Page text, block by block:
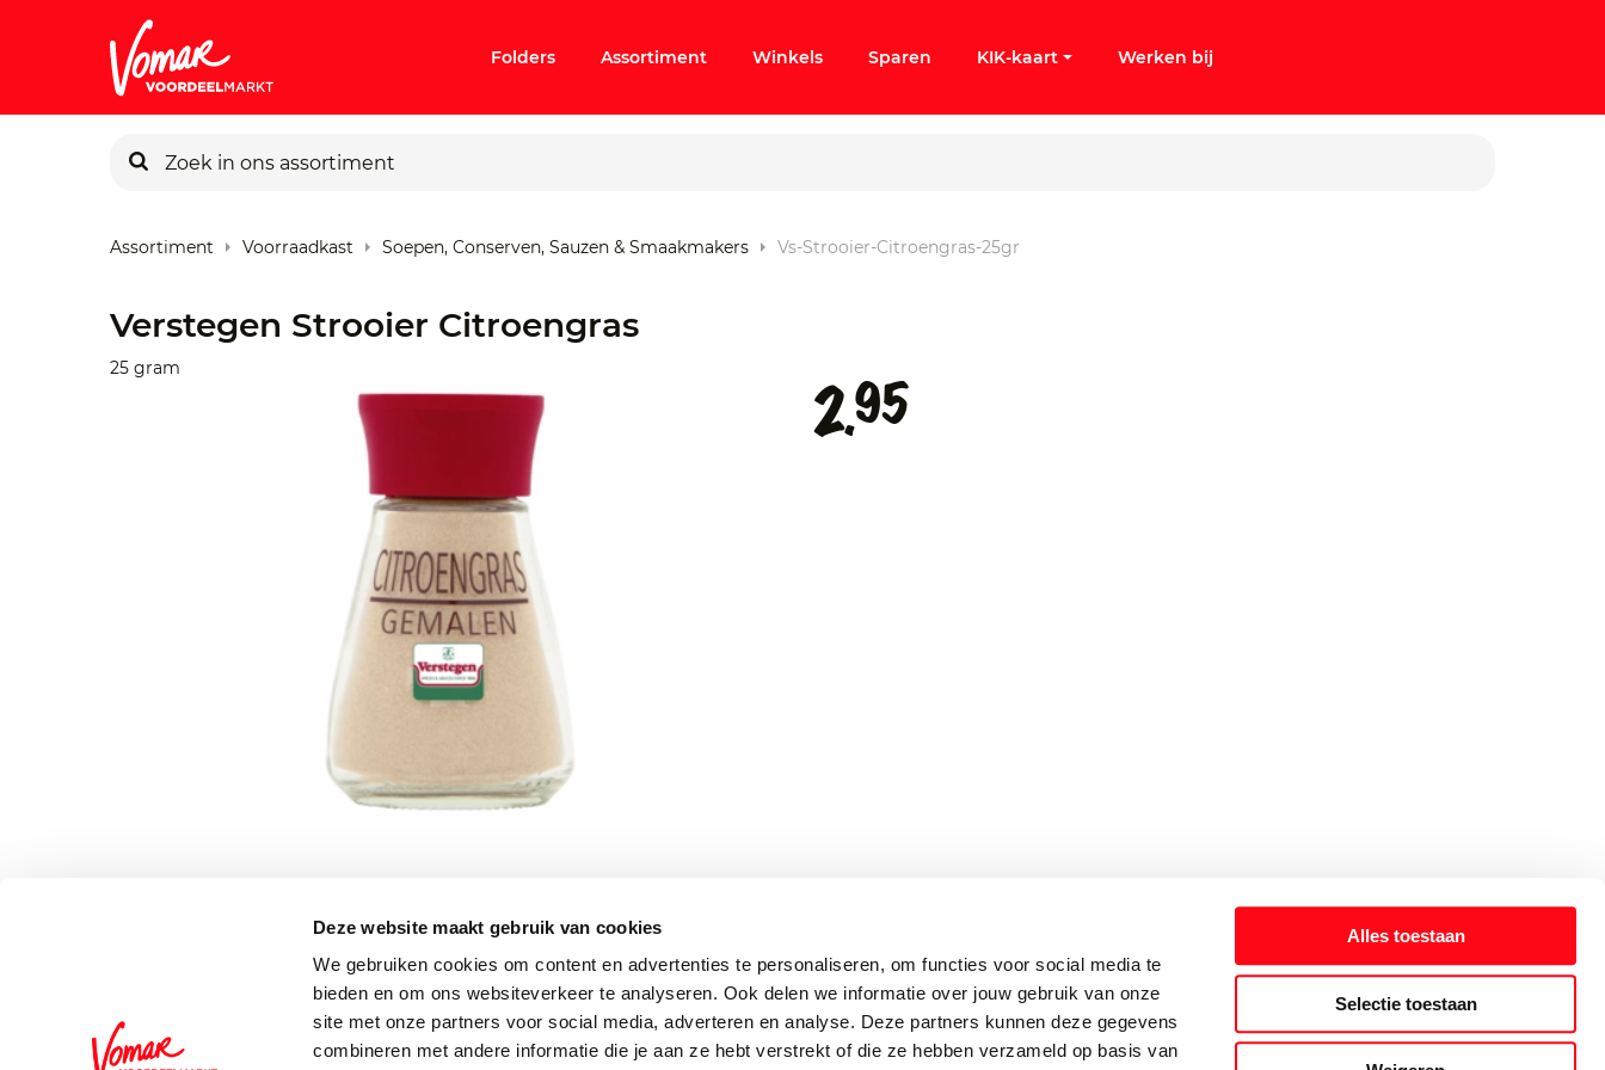
Deze website maakt gebruik van cookies
We gebruiken cookies om content en advertenties te personaliseren, om functies voor social media te
bieden en om ons websiteverkeer te analyseren. Ook delen we informatie over jouw gebruik van onze
site met onze partners voor social media, adverteren en analyse. Deze partners kunnen deze gegevens
combineren met andere informatie die je aan ze hebt verstrekt of die ze hebben verzameld op basis van
Alles toestaan
Selectie toestaan
Pincode vergeten
Folders Assortiment Winkels Sparen KIK-kaart Werken bij
Assortiment Voorraadkast Soepen, Conserven, Sauzen & Smaakmakers Vs-Strooier-Citroengras-25gr
Verstegen Strooier Citroengras
25 gram
2.95
Schrijf je in voor de Vomar nieuwsbrief